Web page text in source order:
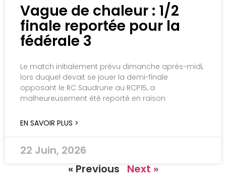
Vague de chaleur : 1/2
finale reportée pour la
fédérale 3
Le match initialement prévu dimanche après-midi,
lors duquel devait se jouer la demi-finale
opposant le RC Saudrune au RCP15, a
malheureusement été reporté en raison
EN SAVOIR PLUS >
22 Juin, 2026
« Previous
Next »